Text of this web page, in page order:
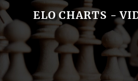
ELO CHARTS -